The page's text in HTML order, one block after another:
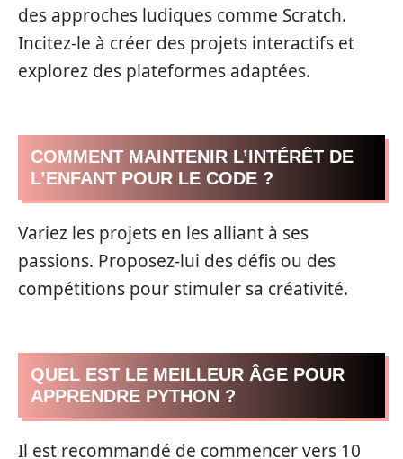
des approches ludiques comme Scratch.
Incitez-le à créer des projets interactifs et
explorez des plateformes adaptées.
COMMENT MAINTENIR L’INTÉRÊT DE
L’ENFANT POUR LE CODE ?
Variez les projets en les alliant à ses
passions. Proposez-lui des défis ou des
compétitions pour stimuler sa créativité.
QUEL EST LE MEILLEUR ÂGE POUR
APPRENDRE PYTHON ?
Il est recommandé de commencer vers 10